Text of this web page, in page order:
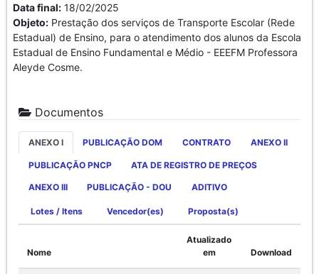
Data final: 18/02/2025
Objeto: Prestação dos serviços de Transporte Escolar (Rede
Estadual) de Ensino, para o atendimento dos alunos da Escola
Estadual de Ensino Fundamental e Médio - EEEFM Professora
Aleyde Cosme.
Documentos
ANEXO I PUBLICAÇÃO DOM CONTRATO ANEXO II
PUBLICAÇÃO PNCP ATA DE REGISTRO DE PREÇOS
ANEXO III PUBLICAÇÃO - DOU ADITIVO
Lotes / Itens Vencedor(es) Proposta(s)
Nome
Atualizado
em
Download